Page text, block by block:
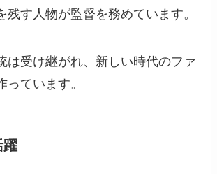
残す人物が監督を務めています。
は受け継がれ、新しい時代のファ
っています。
躍